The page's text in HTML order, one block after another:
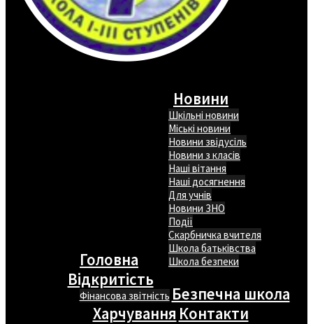
Головна
Новини
Шкільні новини
Міські новини
Новини звідусіль
Новини з класів
Наші вітання
Наші досягнення
Для учнів
Новини ЗНО
Події
Скарбничка вчителя
Школа батьківства
Школа безпеки
Відкритість
Фінансова звітність Безпечна школа
Харчування Контакти